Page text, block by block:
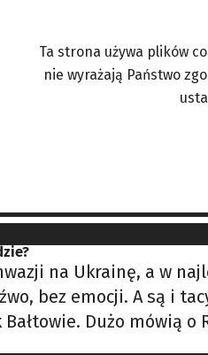
Amerykańskie
na Ukrainie
wojna? – To
siedzących w
rodzaju systemy
na Ukrainę, a w
bez emocji. A są i
Dużo mówią o
Ta strona używa plików
nie wyrażają Państwo